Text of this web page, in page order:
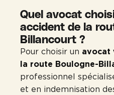
Quel avocat
accident de la
Billancourt ?
Pour choisir un avocat
la route Boulogne-
professionnel
et en indemnisation